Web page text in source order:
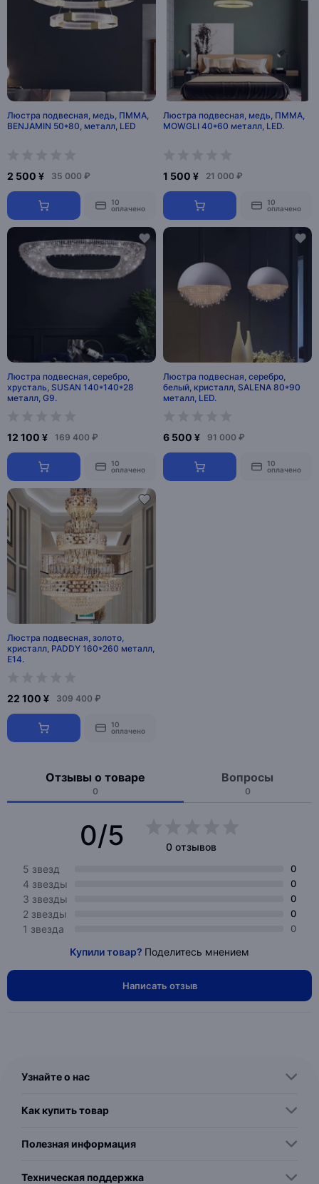
Люстра подвесная, медь, ПММА,
BENJAMIN 50*80, металл, LED
2 500 ¥ 35 000 ₽
10
оплачено
Люстра подвесная, медь, ПММА,
MOWGLI 40*60 металл, LED.
1 500 ¥ 21 000 ₽
10
оплачено
Люстра подвесная, серебро,
хрусталь, SUSAN 140*140*28
металл, G9.
12 100 ¥ 169 400 ₽
10
оплачено
Люстра подвесная, серебро,
белый, кристалл, SALENA 80*90
металл, LED.
6 500 ¥ 91 000 ₽
10
оплачено
Люстра подвесная, золото,
кристалл, PADDY 160*260 металл,
E14.
22 100 ¥ 309 400 ₽
10
оплачено
Отзывы о товаре
0
Вопросы
0
0/5
0 отзывов
5 звезд
0
4 звезды 0
3 звезды 0
2 звезды 0
1 звезда 0
Купили товар? Поделитесь мнением
Написать отзыв
Узнайте о нас
Как купить товар
Полезная информация
Техническая поддержка